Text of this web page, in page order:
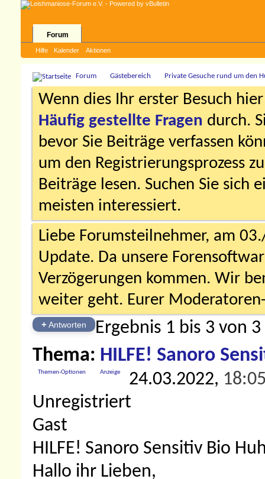
Forum
Hilfe Kalender Aktionen
Forum Gästebereich Private Gesuche rund um den
Wenn dies Ihr erster Besuch
Häufig gestellte Fragen durch.
bevor Sie Beiträge verfassen
um den Registrierungsprozess
Beiträge lesen. Suchen Sie sich
meisten interessiert.
Liebe Forumsteilnehmer, am
Update. Da unsere
Verzögerungen kommen. Wir
weiter geht. Eurer
+Antworten Ergebnis 1 bis 3 von 3
Thema: HILFE! Sanoro
Themen-Optionen Anzeige 24.03.2022,
Unregistriert
Gast
HILFE! Sanoro Sensitiv Bio
Hallo ihr Lieben,